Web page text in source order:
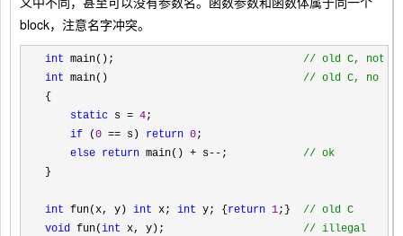
block，注意名字冲突。
int main(); // old C, not
int main() // old C, no
{
static s = 4;
if (0 == s) return 0;
else return main() + s--; // ok
}
int fun(x, y) int x; int y; { return 1;} // old C
void fun(int x, y); // illegal